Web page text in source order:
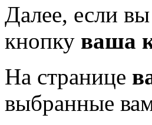
Далее, если
кнопку ваша
На странице
выбранные